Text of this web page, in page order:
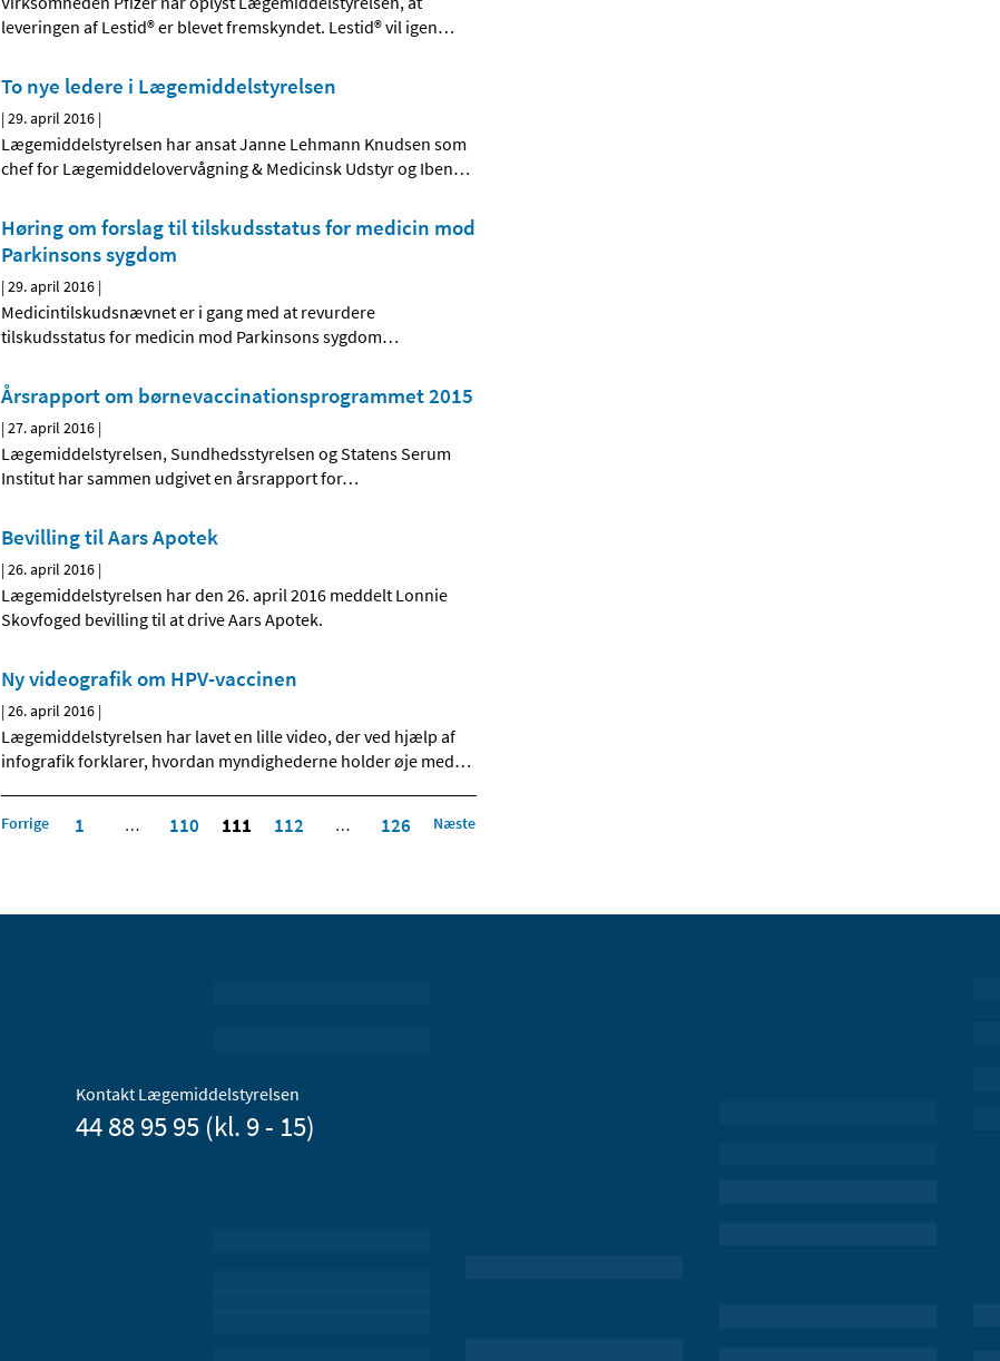
leveringen af Lestid® er blevet fremskyndet. Lestid® vil igen…
To nye ledere i Lægemiddelstyrelsen
|29. april 2016 |
Lægemiddelstyrelsen har ansat Janne Lehmann Knudsen som
chef for Lægemiddelovervågning & Medicinsk Udstyr og Iben…
Høring om forslag til tilskudsstatus for medicin mod
Parkinsons sygdom
|29. april 2016 |
Medicintilskudsnævnet er i gang med at revurdere
tilskudsstatus for medicin mod Parkinsons sygdom…
Årsrapport om børnevaccinations­programmet 2015
|27. april 2016 |
Lægemiddelstyrelsen, Sundhedsstyrelsen og Statens Serum
Institut har sammen udgivet en årsrapport for…
Bevilling til Aars Apotek
|26. april 2016 |
Lægemiddelstyrelsen har den 26. april 2016 meddelt Lonnie
Skovfoged bevilling til at drive Aars Apotek.
Ny videografik om HPV-vaccinen
|26. april 2016 |
Lægemiddelstyrelsen har lavet en lille video, der ved hjælp af
infografik forklarer, hvordan myndighederne holder øje med…
Forrige 1 … 110 111 112 … 126 Næste
Kontakt Lægemiddelstyrelsen
44 88 95 95 (kl. 9 - 15)